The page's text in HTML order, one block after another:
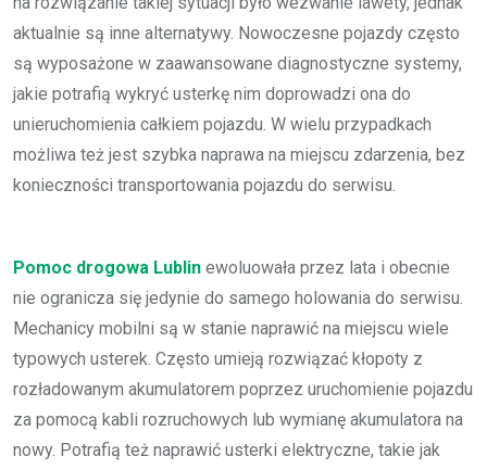
aktualnie są inne alternatywy. Nowoczesne pojazdy często
są wyposażone w zaawansowane diagnostyczne systemy,
jakie potrafią wykryć usterkę nim doprowadzi ona do
unieruchomienia całkiem pojazdu. W wielu przypadkach
możliwa też jest szybka naprawa na miejscu zdarzenia, bez
konieczności transportowania pojazdu do serwisu.
Pomoc drogowa Lublin ewoluowała przez lata i obecnie
nie ogranicza się jedynie do samego holowania do serwisu.
Mechanicy mobilni są w stanie naprawić na miejscu wiele
typowych usterek. Często umieją rozwiązać kłopoty z
rozładowanym akumulatorem poprzez uruchomienie pojazdu
za pomocą kabli rozruchowych lub wymianę akumulatora na
nowy. Potrafią też naprawić usterki elektryczne, takie jak